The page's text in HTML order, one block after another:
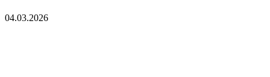
04.03.2026